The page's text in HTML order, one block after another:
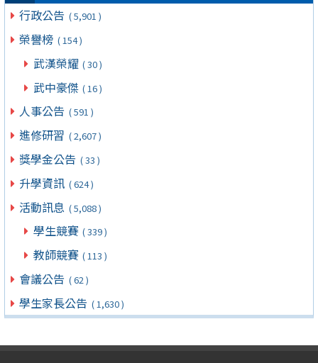
行政公告 ( 5,901 )
榮譽榜 ( 154 )
武漢榮耀 ( 30 )
武中豪傑 ( 16 )
人事公告 ( 591 )
進修研習 ( 2,607 )
獎學金公告 ( 33 )
升學資訊 ( 624 )
活動訊息 ( 5,088 )
學生競賽 ( 339 )
教師競賽 ( 113 )
會議公告 ( 62 )
學生家長公告 ( 1,630 )